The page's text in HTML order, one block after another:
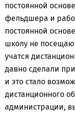
постоянной
фельдшера и
постоянной
школу не
учатся
давно сделали
и это стало
дистанционного
администрации,